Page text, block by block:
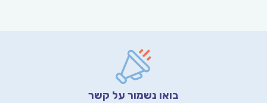
בואו נשמור על קשר